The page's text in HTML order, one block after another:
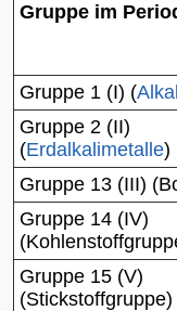
Gruppe im
Gruppe 1 (I) (
Gruppe 2 (II)
(Erdalkalimetalle)
Gruppe 13 (III)
Gruppe 14 (IV)
Gruppe 15 (V)
(Stickstoffgruppe)